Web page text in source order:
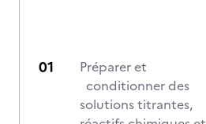
Préparer et
conditionner des
solutions titrantes,